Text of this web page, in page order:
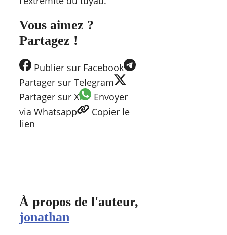
Vous aimez ?
Partagez !
Publier sur Facebook
Partager sur Telegram
Partager sur X
Envoyer
via Whatsapp
Copier le
lien
À propos de l'auteur,
jonathan